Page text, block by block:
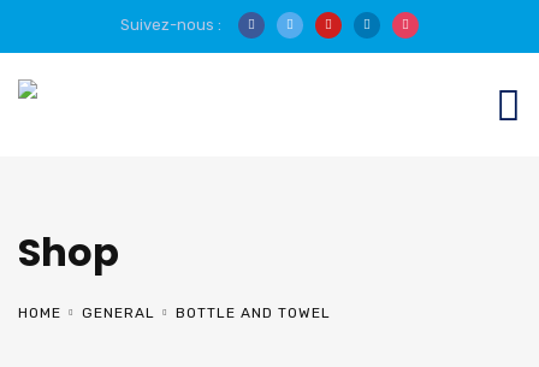
Suivez-nous :
Shop
HOME GENERAL BOTTLE AND TOWEL